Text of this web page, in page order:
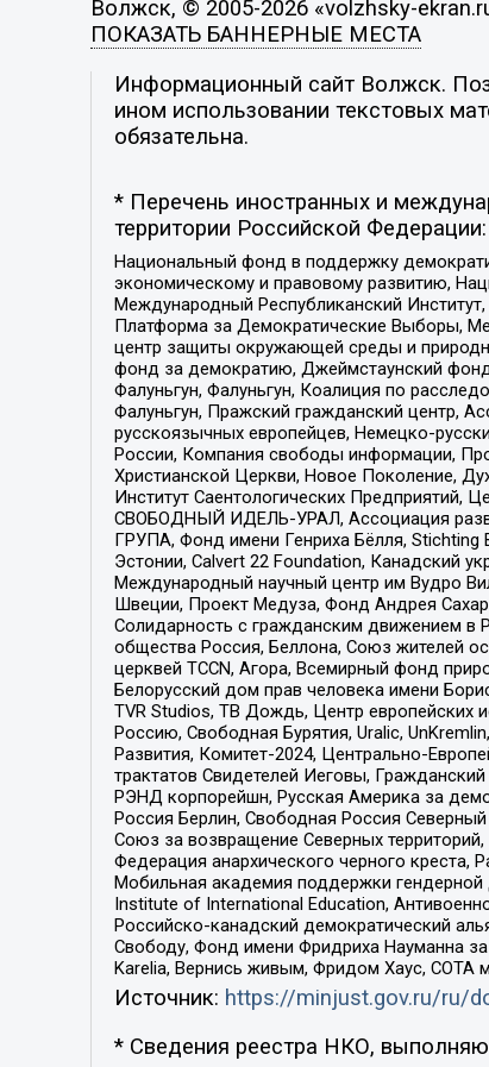
Волжск, © 2005-2026 «volzhsky-
ПОКАЗАТЬ БАННЕРНЫЕ МЕСТА
Информационный сайт Волжск.
ином использовании текстовых
обязательна.
* Перечень иностранных и
территории Российской Федерации:
Национальный фонд в поддержку
экономическому и правовому развитию,
Международный Республиканский
Платформа за Демократические Выборы,
центр защиты окружающей среды и
фонд за демократию, Джеймстаунский
Фалуньгун, Фалуньгун, Коалиция по
Фалуньгун, Пражский гражданский центр,
русскоязычных европейцев, Немецко-
России, Компания свободы информации,
Христианской Церкви, Новое Поколение,
Институт Саентологических Предприятий,
СВОБОДНЫЙ ИДЕЛЬ-УРАЛ, Ассоциация
ГРУПА, Фонд имени Генриха Бёлля, Stichting
Эстонии, Calvert 22 Foundation, Канадский
Международный научный центр им Вудро
Швеции, Проект Медуза, Фонд Андрея
Солидарность с гражданским движением в
общества Россия, Беллона, Союз жителей
церквей TCCN, Агора, Всемирный фонд
Белорусский дом прав человека имени
TVR Studios, ТВ Дождь, Центр европейских
Россию, Свободная Бурятия, Uralic,
Развития, Комитет-2024, Центрально-
трактатов Свидетелей Иеговы,
РЭНД корпорейшн, Русская Америка за
Россия Берлин, Свободная Россия
Союз за возвращение Северных
Федерация анархического черного
Мобильная академия поддержки гендерной
Institute of International Education,
Российско-канадский демократический
Свободу, Фонд имени Фридриха Науманна
Karelia, Вернись живым, Фридом Хаус, СОТА
Источник: https://minjust.gov.ru/ru/
* Сведения реестра НКО,